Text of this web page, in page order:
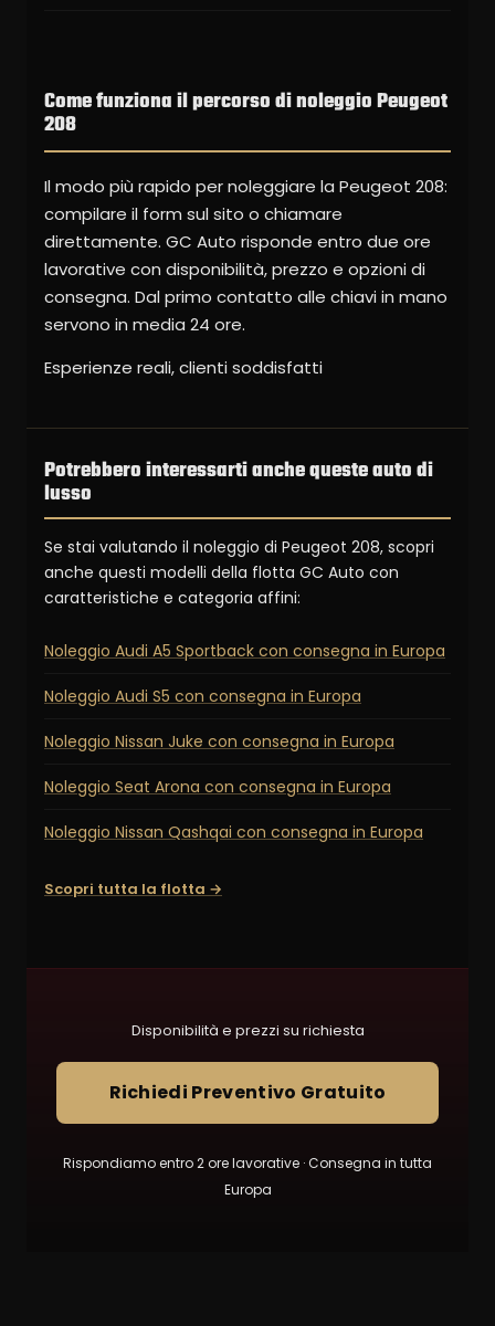
Come funziona il percorso di noleggio Peugeot
208
Il modo più rapido per noleggiare la Peugeot 208:
compilare il form sul sito o chiamare
direttamente. GC Auto risponde entro due ore
lavorative con disponibilità, prezzo e opzioni di
consegna. Dal primo contatto alle chiavi in mano
servono in media 24 ore.
Esperienze reali, clienti soddisfatti
Potrebbero interessarti anche queste auto di
lusso
Se stai valutando il noleggio di Peugeot 208, scopri
anche questi modelli della flotta GC Auto con
caratteristiche e categoria affini:
Noleggio Audi A5 Sportback con consegna in Europa
Noleggio Audi S5 con consegna in Europa
Noleggio Nissan Juke con consegna in Europa
Noleggio Seat Arona con consegna in Europa
Noleggio Nissan Qashqai con consegna in Europa
Scopri tutta la flotta →
Disponibilità e prezzi su richiesta
Richiedi Preventivo Gratuito
Rispondiamo entro 2 ore lavorative · Consegna in tutta
Europa